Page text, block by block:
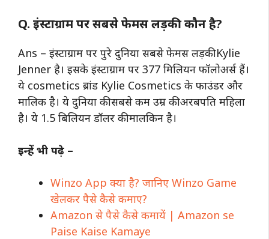
Q. इंस्टाग्राम पर सबसे फेमस लड़की कौन है?
Ans – इंस्टाग्राम पर पुरे दुनिया सबसे फेमस लड़की Kylie
Jenner है। इसके इंस्टाग्राम पर 377 मिलियन फॉलोअर्स हैं।
ये cosmetics ब्रांड Kylie Cosmetics के फाउंडर और
मालिक है। ये दुनिया की सबसे कम उम्र की अरबपति महिला
है। ये 1.5 बिलियन डॉलर की मालकिन है।
इन्हें भी पढ़े –
Winzo App क्या है? जानिए Winzo Game
खेलकर पैसे कैसे कमाए?
Amazon से पैसे कैसे कमायें | Amazon se
Paise Kaise Kamaye